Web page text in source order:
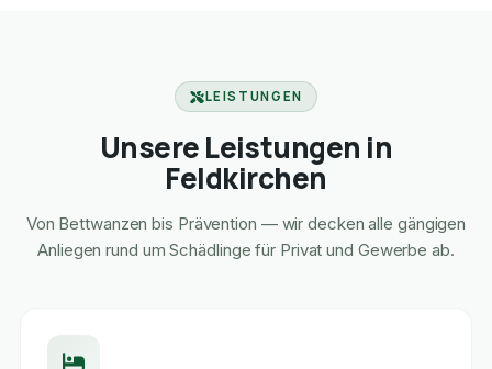
LEISTUNGEN
Unsere Leistungen in
Feldkirchen
Von Bettwanzen bis Prävention — wir decken alle gängigen
Anliegen rund um Schädlinge für Privat und Gewerbe ab.